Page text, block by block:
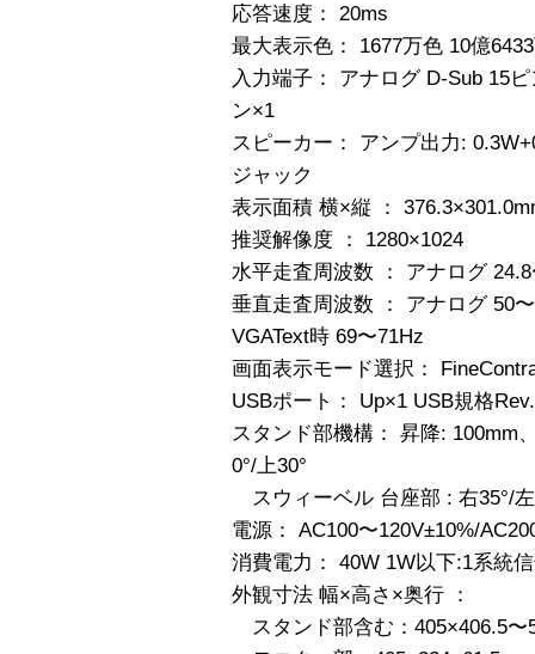
応答速度： 20ms
最大表示色： 1677万色 10億
入力端子： アナログ D-Sub 15
ン×1
スピーカー： アンプ出力:
ジャック
表示面積 横×縦 ：
推奨解像度 ： 1280×1024
水平走査周波数 ： アナログ
垂直走査周波数 ： アナログ 50
VGAText時 69〜71Hz
画面表示モード選択：
USBポート： Up×1 USB規格
スタンド部機構： 昇降: 100mm
0°/上30°
スウィーベル 台座部 : 右35°/左
電源： AC100〜120V±10%/
消費電力： 40W 1W以下:1系統
外観寸法 幅×高さ×奥行 ：
スタンド部含む：405×406.5〜